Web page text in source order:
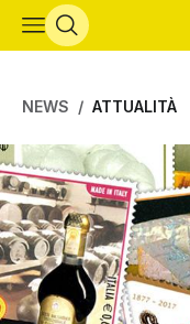
Vai al contenuto
NEWS ATTUALITÀ